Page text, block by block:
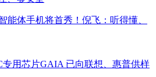
能体手机将首秀！倪飞：听得懂、